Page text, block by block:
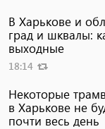
В Харькове и
град и шквалы:
выходные
18:14
Некоторые
в Харькове не
почти весь день